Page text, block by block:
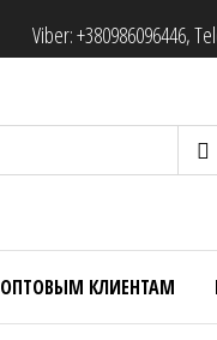
Viber:+380986096446,
ОПТОВЫМ КЛИЕНТАМ